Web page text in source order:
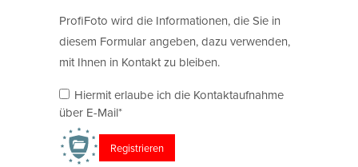
ProfiFoto wird die Informationen, die Sie in
diesem Formular angeben, dazu verwenden,
mit Ihnen in Kontakt zu bleiben.
Hiermit erlaube ich die Kontaktaufnahme
über E-Mail*